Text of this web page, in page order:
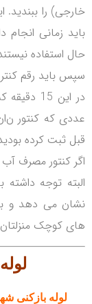
خارجی) را ببندید.
باید زمانی
حال استفاده
سپس باید رقم کنتر آب را ثبت
در این 15 دقیقه کسی نباید از آب استفاده کند.
قبل ثبت کرده
اگر کنتور مصرف
البته توجه
نشان می دهد و
های کوچک
لوله بازکنی